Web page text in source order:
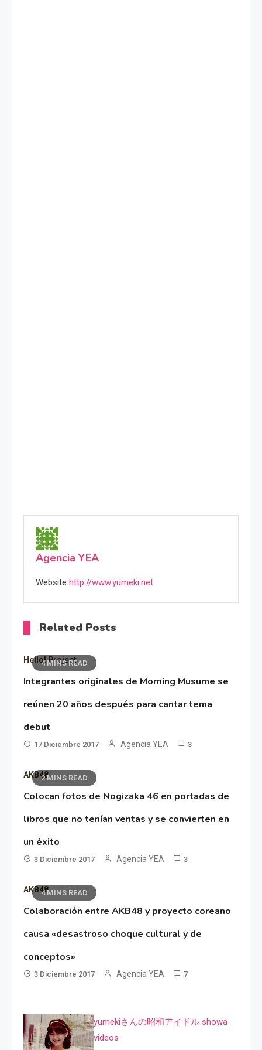
Agencia YEA
Website http://www.yumeki.net
Related Posts
4 MINS READ
Hello! Project
Integrantes originales de Morning Musume se
reúnen 20 años después para cantar tema
debut
17 Diciembre 2017 Agencia YEA 3
2 MINS READ
AKB48
Colocan fotos de Nogizaka 46 en portadas de
libros que no tenían ventas y se convierten en
un éxito
3 Diciembre 2017 Agencia YEA 3
4 MINS READ
AKB48
Colaboración entre AKB48 y proyecto coreano
causa «desastroso choque cultural y de
conceptos»
3 Diciembre 2017 Agencia YEA 7
yumekiさんの昭和アイドル showa
videos